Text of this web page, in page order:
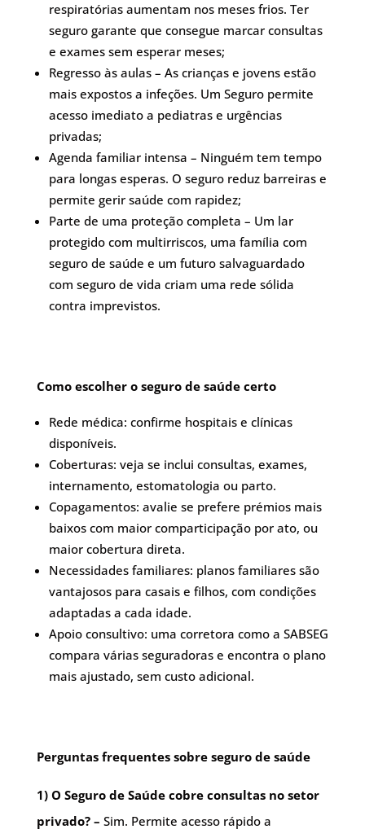
respiratórias aumentam nos meses frios. Ter
seguro garante que consegue marcar consultas
e exames sem esperar meses;
Regresso às aulas – As crianças e jovens estão
mais expostos a infeções. Um Seguro permite
acesso imediato a pediatras e urgências
privadas;
Agenda familiar intensa – Ninguém tem tempo
para longas esperas. O seguro reduz barreiras e
permite gerir saúde com rapidez;
Parte de uma proteção completa – Um lar
protegido com multirriscos, uma família com
seguro de saúde e um futuro salvaguardado
com seguro de vida criam uma rede sólida
contra imprevistos.
Como escolher o seguro de saúde certo
Rede médica: confirme hospitais e clínicas
disponíveis.
Coberturas: veja se inclui consultas, exames,
internamento, estomatologia ou parto.
Copagamentos: avalie se prefere prémios mais
baixos com maior comparticipação por ato, ou
maior cobertura direta.
Necessidades familiares: planos familiares são
vantajosos para casais e filhos, com condições
adaptadas a cada idade.
Apoio consultivo: uma corretora como a SABSEG
compara várias seguradoras e encontra o plano
mais ajustado, sem custo adicional.
Perguntas frequentes sobre seguro de saúde
1) O Seguro de Saúde cobre consultas no setor
privado? – Sim. Permite acesso rápido a